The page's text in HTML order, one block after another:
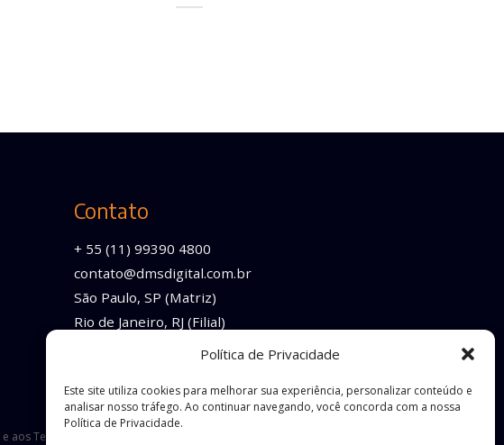
Política de Privacidade
Este site utiliza cookies para melhorar sua experiência, personalizar conteúdo e
analisar nosso tráfego. Ao continuar navegando, você concorda com a nossa
Política de Privacidade.
Contato
+ 55 (11) 99390 4800
contato@dmsdigital.com.br
São Paulo, SP (Matriz)
Rio de Janeiro, RJ (Filial)
e aosTermos de Serviço